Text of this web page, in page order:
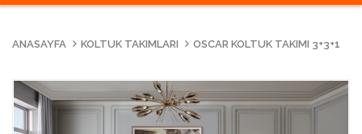
-
ANASAYFA KOLTUK TAKIMLARI OSCAR KOLTUK TAKIMI 3+3+1